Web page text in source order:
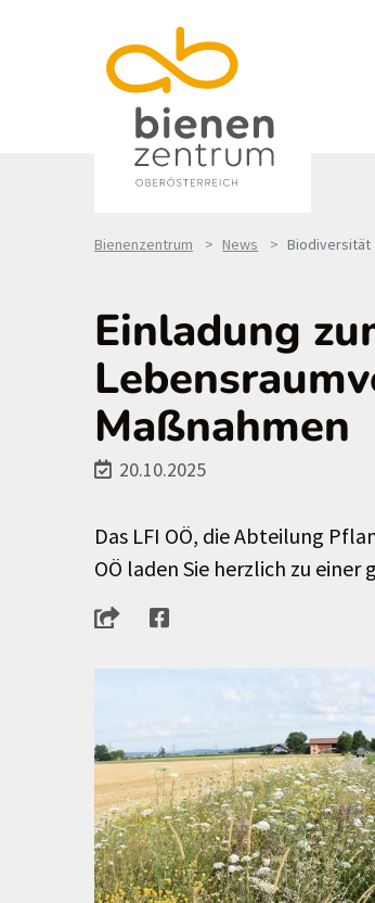
Bienenzentrum News Biodiversität
Einladung
Maßnahmen
20.10.2025
Das LFI OÖ, die Abteilung
OÖ laden Sie herzlich zu